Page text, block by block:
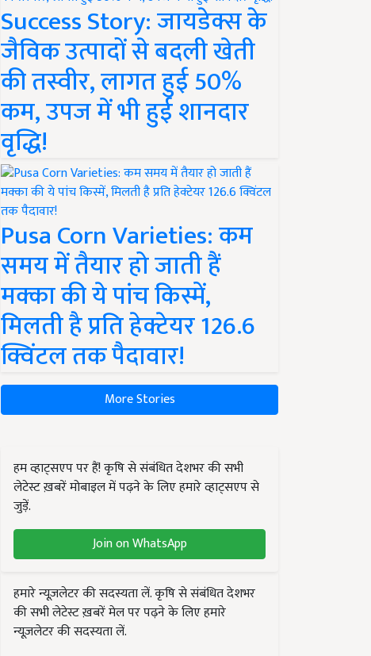
Success Story: जायडेक्स के
जैविक उत्पादों से बदली खेती
की तस्वीर, लागत हुई 50%
कम, उपज में भी हुई शानदार
वृद्धि!
Pusa Corn Varieties: कम
समय में तैयार हो जाती हैं
मक्का की ये पांच किस्में,
मिलती है प्रति हेक्टेयर 126.6
क्विंटल तक पैदावार!
More Stories
हम व्हाट्सएप पर हैं! कृषि से संबंधित देशभर की सभी
लेटेस्ट ख़बरें मोबाइल में पढ़ने के लिए हमारे व्हाट्सएप से
जुड़ें.
Join on WhatsApp
हमारे न्यूज़लेटर की सदस्यता लें. कृषि से संबंधित देशभर
की सभी लेटेस्ट ख़बरें मेल पर पढ़ने के लिए हमारे
न्यूज़लेटर की सदस्यता लें.